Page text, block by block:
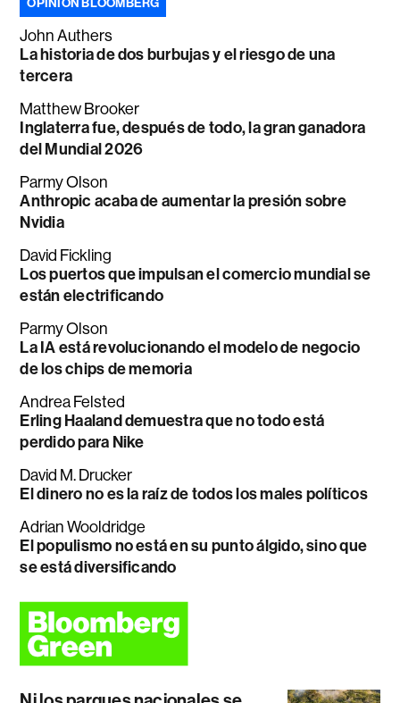
OPINIÓN BLOOMBERG
John Authers
La historia de dos burbujas y el riesgo de una
tercera
Matthew Brooker
Inglaterra fue, después de todo, la gran ganadora
del Mundial 2026
Parmy Olson
Anthropic acaba de aumentar la presión sobre
Nvidia
David Fickling
Los puertos que impulsan el comercio mundial se
están electrificando
Parmy Olson
La IA está revolucionando el modelo de negocio
de los chips de memoria
Andrea Felsted
Erling Haaland demuestra que no todo está
perdido para Nike
David M. Drucker
El dinero no es la raíz de todos los males políticos
Adrian Wooldridge
El populismo no está en su punto álgido, sino que
se está diversificando